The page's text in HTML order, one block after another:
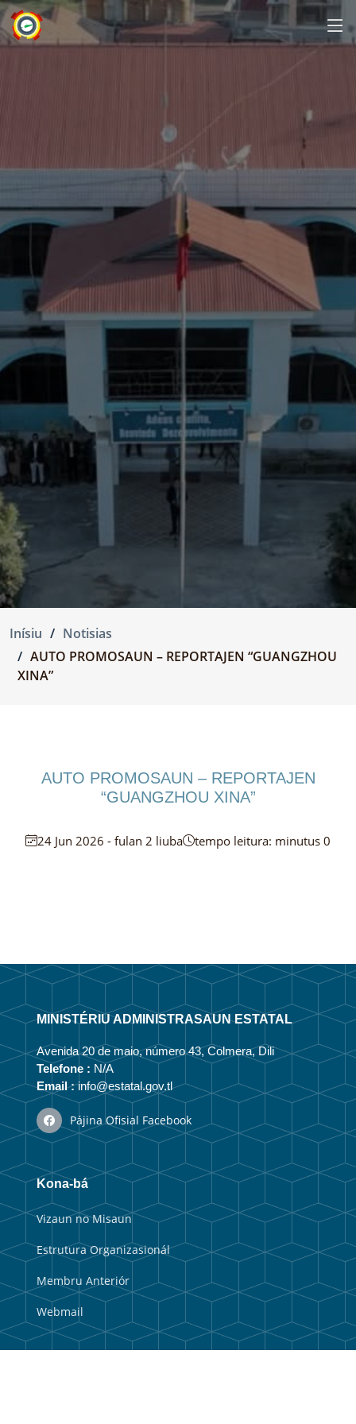
Inísiu
Notisias
AUTO PROMOSAUN – REPORTAJEN “GUANGZHOU
XINA”
AUTO PROMOSAUN – REPORTAJEN
“GUANGZHOU XINA”
24 Jun 2026 - fulan 2 liuba tempo leitura: minutus 0
MINISTÉRIU ADMINISTRASAUN ESTATAL
Avenida 20 de maio, número 43, Colmera, Dili
Telefone : N/A
Email :info@estatal.gov.tl
Pájina Ofisial Facebook
Kona-bá
Vizaun no Misaun
Estrutura Organizasionál
Membru Anteriór
Webmail